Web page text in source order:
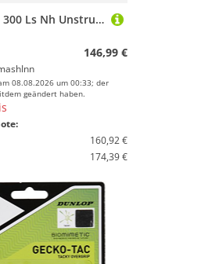
Dunlop Tf Sx 300 Ls Nh Unstrung Tennis Racket Silber 2
146,99 €
08.08.2026 um 00:33; der
geändert haben.
160,92 €
174,39 €